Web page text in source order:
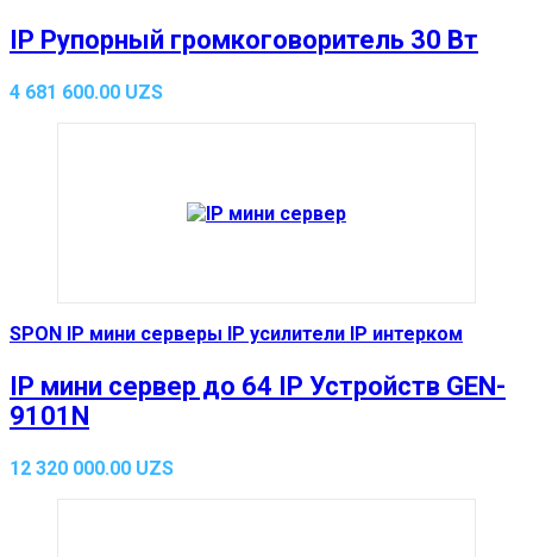
IP Рупорный громкоговоритель 30 Вт
4 681 600.00 UZS
SPON IP мини серверы IP усилители IP интерком
IP мини сервер до 64 IP Устройств GEN-
9101N
12 320 000.00 UZS